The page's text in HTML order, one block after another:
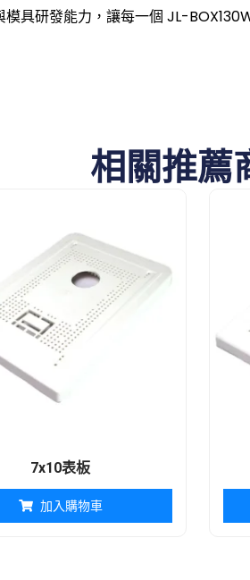
具研發能力，讓每一個 JL-
相關推薦
7x10表板
加入購物車